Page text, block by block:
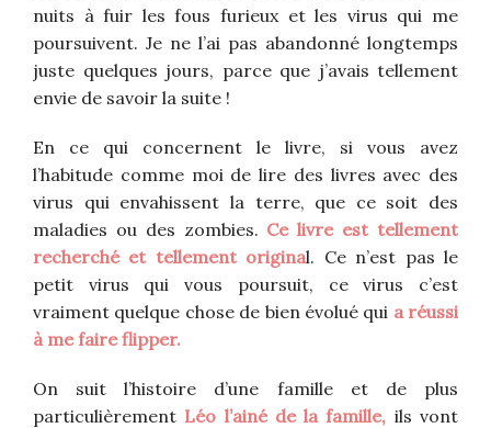
nuits à fuir les fous furieux et les virus qui me
poursuivent. Je ne l’ai pas abandonné longtemps
juste quelques jours, parce que j’avais tellement
envie de savoir la suite !
En ce qui concernent le livre, si vous avez
l’habitude comme moi de lire des livres avec des
virus qui envahissent la terre, que ce soit des
maladies ou des zombies. Ce livre est tellement
recherché et tellement original. Ce n’est pas le
petit virus qui vous poursuit, ce virus c’est
vraiment quelque chose de bien évolué qui a réussi
à me faire flipper.
On suit l’histoire d’une famille et de plus
particulièrement Léo l’ainé de la famille, ils vont